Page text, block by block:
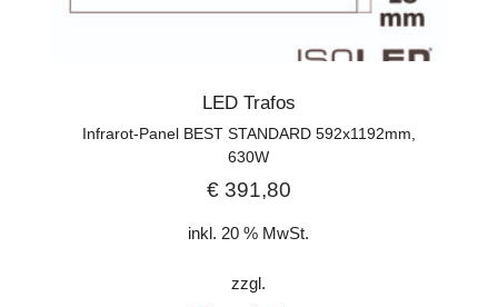
LED Trafos
Infrarot-Panel BEST STANDARD 592x1192mm,
630W
€391,80
inkl. 20 % MwSt.
zzgl.